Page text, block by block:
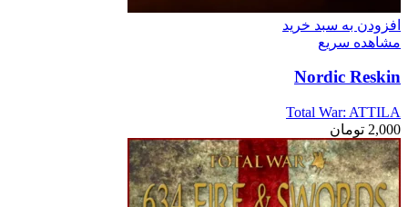
افزودن به سبد خرید
مشاهده سریع
Nordic Reskin
Total War: ATTILA
2,000 تومان